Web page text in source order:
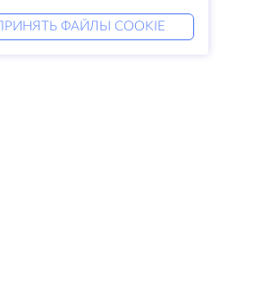
ПРИНЯТЬ ФАЙЛЫ COOKIE